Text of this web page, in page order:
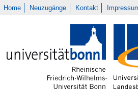
Home Neuzugänge Kontakt